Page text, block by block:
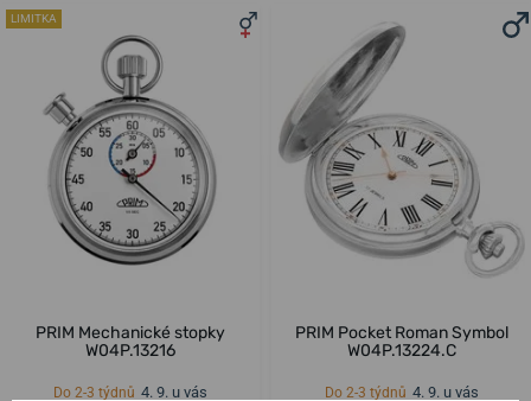
LIMITKA
PRIM Mechanické stopky
W04P.13216
Do 2-3 týdnů 4. 9. u vás
PRIM Pocket Roman Symbol
W04P.13224.C
Do 2-3 týdnů 4. 9. u vás